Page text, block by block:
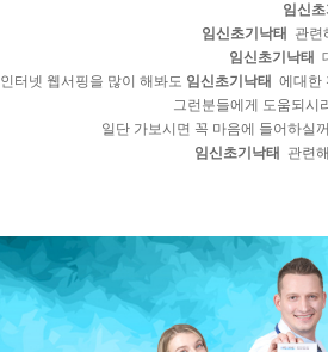
임신
임신초기낙태
관련
임신초기낙태
인터넷 웹서핑을 많이 해봐도 임신초기낙태 에대한
그런분들에게 도움되시
일단 가보시면 꼭 마음에 들어하실
임신초기낙태
관련